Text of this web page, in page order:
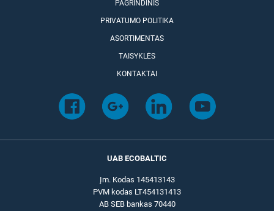
PAGRINDINIS
PRIVATUMO POLITIKA
ASORTIMENTAS
TAISYKLĖS
KONTAKTAI
UAB ECOBALTIC
Įm. Kodas 145413143
PVM kodas LT454131413
AB SEB bankas 70440